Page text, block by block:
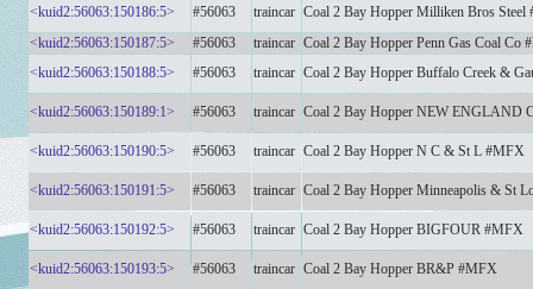
<kuid2:56063:150186:5> #56063 traincar Coal 2 Bay Hopper Milliken Bros Steel
<kuid2:56063:150187:5>
#56063 traincar Coal 2 Bay Hopper Penn Gas Coal Co
<kuid2:56063:150188:5>
#56063 traincar Coal 2 Bay Hopper Buffalo Creek &
<kuid2:56063:150189:1> #56063 traincar Coal 2 Bay Hopper NEW ENGLAND
<kuid2:56063:150190:5> #56063 traincar Coal 2 Bay Hopper N C & St L #MFX
<kuid2:56063:150191:5> #56063 traincar Coal 2 Bay Hopper Minneapolis & St
<kuid2:56063:150192:5> #56063 traincar Coal 2 Bay Hopper BIGFOUR #MFX
<kuid2:56063:150193:5> #56063 traincar Coal 2 Bay Hopper BR&P #MFX